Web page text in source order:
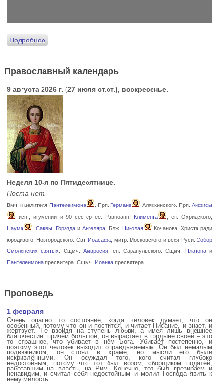
Подробнее
Православный календарь
9 августа 2026 г. (27 июля ст.ст.), воскресенье.
Неделя 10-я по Пятидесятнице.
Поста нет.
Вмч. и целителя Пантелеимона . Прп. Германа Аляскинского. Прп.Анфисы
исп., игумении и 90 сестер ее. Равноапп.
Климента
, еп. Охридского,
Наума
,Саввы Горазда иАнгеляра . Блж. Николая
Кочанова, Христа ради
юродивого, Новгородского. Свт. Иоасафа , митр. Московского и всея Руси.Собор
Смоленских святых
. Сщмч.Амвросия , еп. Сарапульского. Сщмч. Платонаи
Пантелеимонапресвитера. Сщмч. Иоаннапресвитера.
Проповедь
1 февраля
Очень опасно то состояние, когда человек думает, что он
особенный, потому что он и постится, и читает Писание, и знает, и
жертвует. Не взойдя на ступень любви, а имея лишь внешнее
благочестие, причём большое, он вырастает в гордыне своей – это
то страшное, что убивает в нём Бога. Убивает постепенно, и
поэтому этот человек выходит оправдываемым. Он был немалым
подвижником, он стоял в храме, но мысли его были
искривлёнными. Он осуждал того, кого считал глубоко
недостойным, потому что тот был вором, сборщиком податей,
работавшим на власть, на Рим. Конечно, тот был презираем и
ненавидим, и считал себя недостойным, и молил Господа явить к
нему милость.